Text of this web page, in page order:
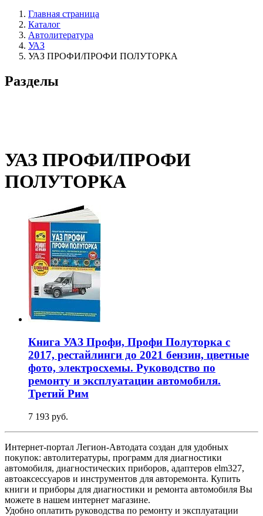
Главная страница
Каталог
Автолитература
УАЗ
УАЗ ПРОФИ/ПРОФИ ПОЛУТОРКА
Разделы
УАЗ ПРОФИ/ПРОФИ
ПОЛУТОРКА
Книга УАЗ Профи, Профи Полуторка с
2017, рестайлинги до 2021 бензин, цветные
фото, электросхемы. Руководство по
ремонту и эксплуатации автомобиля.
Третий Рим
7 193 руб.
Интернет-портал Легион-Автодата создан для удобных
покупок: автолитературы, программ для диагностики
автомобиля, диагностических приборов, адаптеров elm327,
автоаксессуаров и инструментов для авторемонта. Купить
книги и приборы для диагностики и ремонта автомобиля Вы
можете в нашем интернет магазине.
Удобно оплатить руководства по ремонту и эксплуатации